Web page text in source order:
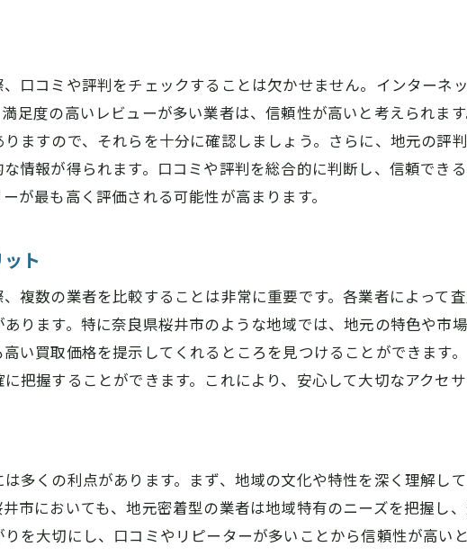
口コミや評判をチェックすることは欠かせません。インターネ
足度の高いレビューが多い業者は、信頼性が高いと考えられま
ますので、それらを十分に確認しましょう。さらに、地元の評
情報が得られます。口コミや評判を総合的に判断し、信頼でき
が最も高く評価される可能性が高まります。
ト
複数の業者を比較することは非常に重要です。各業者によって
ります。特に奈良県桜井市のような地域では、地元の特色や市
い買取価格を提示してくれるところを見つけることができます
把握することができます。これにより、安心して大切なアクセ
多くの利点があります。まず、地域の文化や特性を深く理解し
市においても、地元密着型の業者は地域特有のニーズを把握し
を大切にし、口コミやリピーターが多いことから信頼性が高い